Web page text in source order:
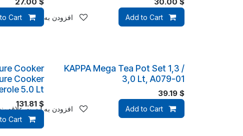
Add to Cart افزودن به لیست Cart
KAPPA Mega Tea Pot Set 1,3 /
3,0 Lt, A079-01
$
39.19
Add to Cart افزودن به لیست
Cooker
Cooker
5.0 Lt ,
$
131.81
Cart